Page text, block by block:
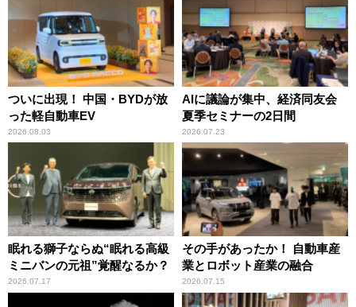
ついに出現！ 中国・BYDが放
った軽自動車EV
2026.08.03
AIに議論が集中、経済同友会
夏季セミナーの2日間
2026.07.23
眠れる獅子ならぬ“眠れる高級
ミニバンの元祖”覚醒なるか？
2026.07.17
その手があったか！ 自動車産
業とロボット産業の融合
2026.07.15